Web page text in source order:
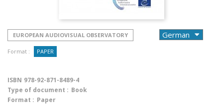
EUROPEAN AUDIOVISUAL OBSERVATORY
Format : PAPER
ISBN 978-92-871-8489-4
Type of document : Book
Format : Paper